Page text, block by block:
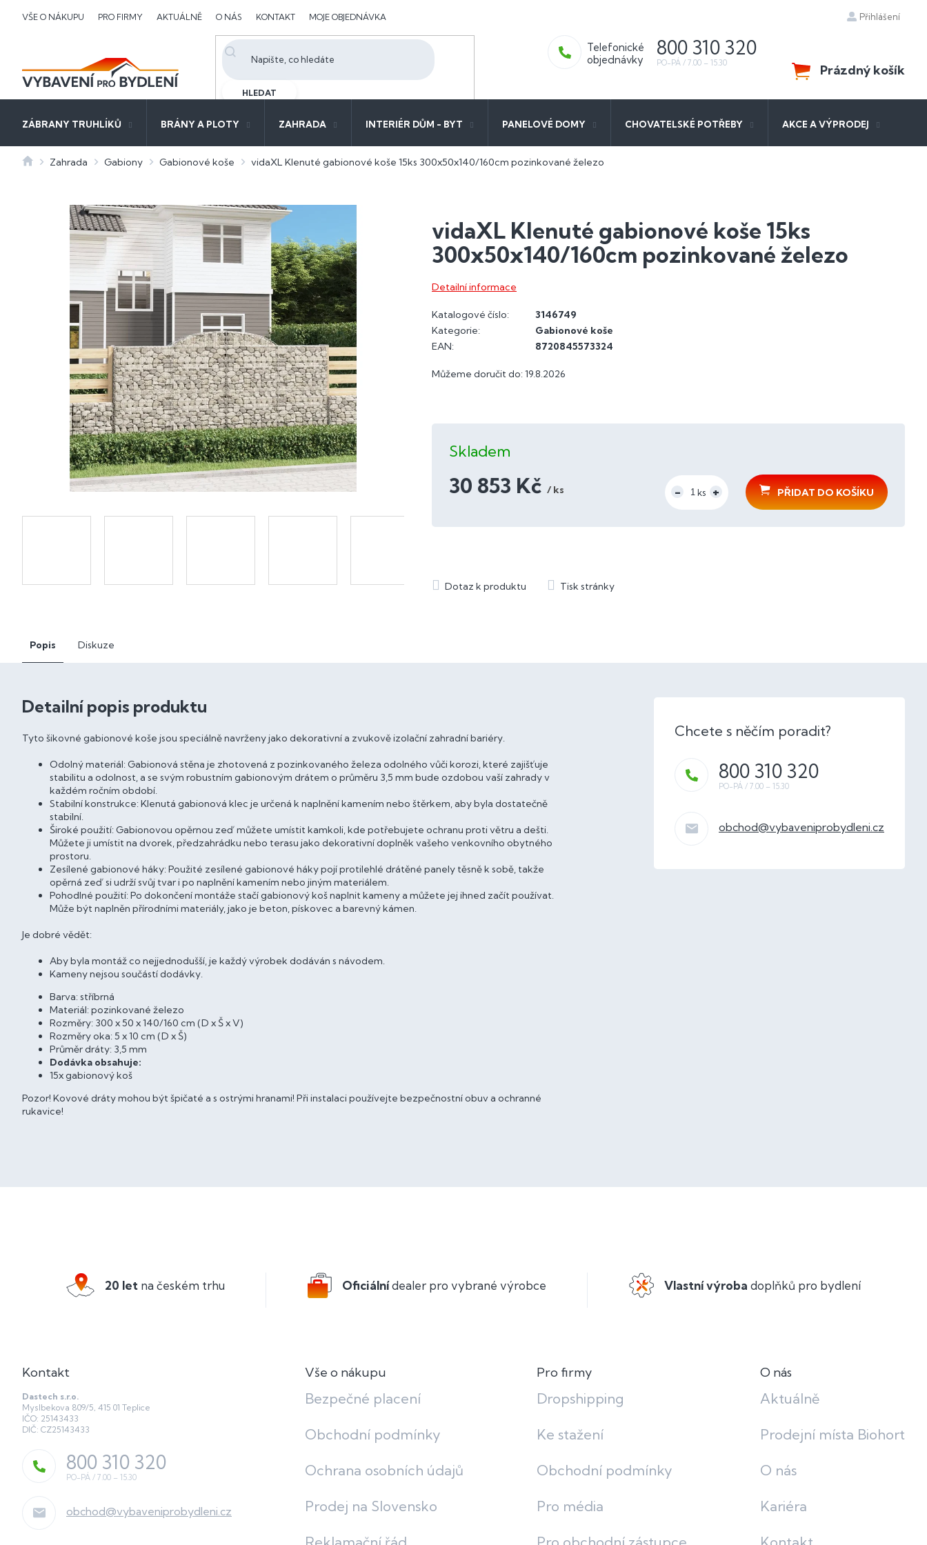
VŠE O NÁKUPU PRO FIRMY AKTUÁLNĚ O NÁS KONTAKT MOJE OBJEDNÁVKA Přihlášení
HLEDAT
800 310 320
NÁKUPNÍ
KOŠÍK
Prázdný košík
ZÁBRANY TRUHLÍKŮ BRÁNY A PLOTY ZAHRADA INTERIÉR DŮM - BYT PANELOVÉ DOMY CHOVATELSKÉ POTŘEBY AKCE A VÝPRODEJ
DomůZahrada Gabiony Gabionové koše vidaXL Klenuté gabionové koše 15ks 300x50x140/160cm pozinkované železo
vidaXL Klenuté gabionové koše 15ks
300x50x140/160cm pozinkované železo
Můžeme doručit do: 19.8.2026
Skladem
30 853 Kč / ks
PŘIDAT DO KOŠÍKU
Detailní informace
Katalogové číslo:
3146749
Kategorie:
Gabionové koše
EAN: 8720845573324
Popis Diskuze
Detailní popis produktu
Tyto šikovné gabionové koše jsou speciálně navrženy jako dekorativní a zvukově izolační zahradní bariéry.
Odolný materiál: Gabionová stěna je zhotovená z pozinkovaného železa odolného vůči korozi, které zajišťuje
stabilitu a odolnost, a se svým robustním gabionovým drátem o průměru 3,5 mm bude ozdobou vaší zahrady v
každém ročním období.
Stabilní konstrukce: Klenutá gabionová klec je určená k naplnění kamením nebo štěrkem, aby byla dostatečně
stabilní.
Široké použití: Gabionovou opěrnou zeď můžete umístit kamkoli, kde potřebujete ochranu proti větru a dešti.
Můžete ji umístit na dvorek, předzahrádku nebo terasu jako dekorativní doplněk vašeho venkovního obytného
prostoru.
Zesílené gabionové háky: Použité zesílené gabionové háky pojí protilehlé drátěné panely těsně k sobě, takže
opěrná zeď si udrží svůj tvar i po naplnění kamením nebo jiným materiálem.
Pohodlné použití: Po dokončení montáže stačí gabionový koš naplnit kameny a můžete jej ihned začít používat.
Může být naplněn přírodními materiály, jako je beton, pískovec a barevný kámen.
Je dobré vědět:
Aby byla montáž co nejjednodušší, je každý výrobek dodáván s návodem.
Kameny nejsou součástí dodávky.
Barva: stříbrná
Materiál: pozinkované železo
Rozměry: 300 x 50 x 140/160 cm (D x Š x V)
Rozměry oka: 5 x 10 cm (D x Š)
Průměr dráty: 3,5 mm
Dodávka obsahuje:
15x gabionový koš
Pozor! Kovové dráty mohou být špičaté a s ostrými hranami! Při instalaci používejte bezpečnostní obuv a ochranné
rukavice!
obchod@vybaveniprobydleni.cz
800 310 320
20 let na českém trhu Oficiálnídealer pro vybrané výrobce Vlastní výroba doplňků pro bydlení
Kontakt
Dastech s.r.o.
Myslbekova 809/5, 415 01 Teplice
IČO: 25143433
DIČ: CZ25143433
obchod@vybaveniprobydleni.cz
800 310 320
Vše o nákupu
Bezpečné placení
Obchodní podmínky
Ochrana osobních údajů
Prodej na Slovensko
Pro firmy
Dropshipping
Ke stažení
Obchodní podmínky
Pro média
O nás
Aktuálně
Prodejní místa Biohort
O nás
Kariéra